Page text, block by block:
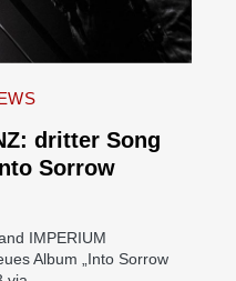
dritter Song
Sorrow
IMPERIUM
Album „Into Sorrow